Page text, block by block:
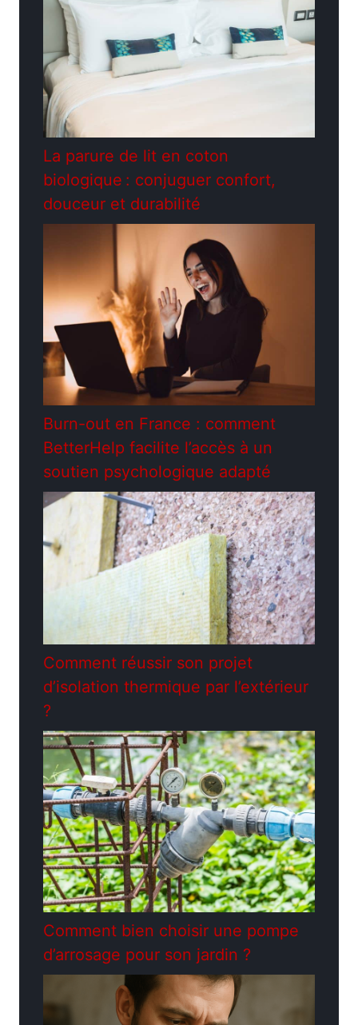
La parure de lit en coton
biologique : conjuguer confort,
douceur et durabilité
Burn-out en France : comment
BetterHelp facilite l’accès à un
soutien psychologique adapté
Comment réussir son projet
d’isolation thermique par l’extérieur
?
Comment bien choisir une pompe
d’arrosage pour son jardin ?